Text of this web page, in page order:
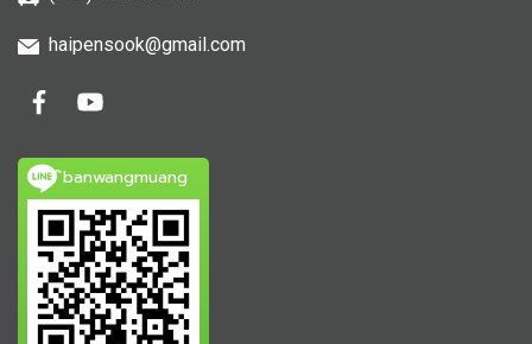
haipensook@gmail.com
ิbanwangmuang